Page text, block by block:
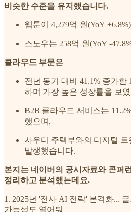
비슷한 수준을 유지했습니다.
웹툰이 4,279억 원(YoY
스노우는 258억 원(YoY -
클라우드 부문은
전년 동기 대비 41.1% 증가한
하며 가장 높은 성장률을 보
B2B 클라우드 서비스는
했으며,
사우디 주택부와의 디지털
발생했습니다.
본지는 네이버의 공시자료와 콘퍼
정리하고 분석했는데요.
1. 2025년 '전사 AI 전략' 본격화...
가능성도 열어둬